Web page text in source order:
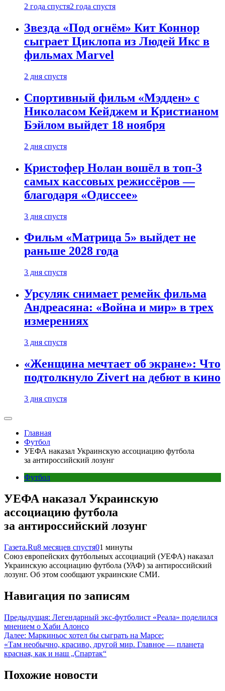
2 года спустя2 года спустя
Звезда «Под огнём» Кит Коннор
сыграет Циклопа из Людей Икс в
фильмах Marvel
2 дня спустя
Спортивный фильм «Мэдден» с
Николасом Кейджем и Кристианом
Бэйлом выйдет 18 ноября
2 дня спустя
Кристофер Нолан вошёл в топ-3
самых кассовых режиссёров —
благодаря «Одиссее»
3 дня спустя
Фильм «Матрица 5» выйдет не
раньше 2028 года
3 дня спустя
Урсуляк снимает ремейк фильма
Андреасяна: «Война и мир» в трех
измерениях
3 дня спустя
«Женщина мечтает об экране»: Что
подтолкнуло Zivert на дебют в кино
3 дня спустя
Главная
Футбол
УЕФА наказал Украинскую ассоциацию футбола
за антироссийский лозунг
Футбол
УЕФА наказал Украинскую
ассоциацию футбола
за антироссийский лозунг
Газета.Ru8 месяцев спустя01 минуты
Союз европейских футбольных ассоциаций (УЕФА) наказал
Украинскую ассоциацию футбола (УАФ) за антироссийский
лозунг. Об этом сообщают украинские СМИ.
Навигация по записям
Предыдущая: Легендарный экс-футболист «Реала» поделился
мнением о Хаби Алонсо
Далее: Маркиньос хотел бы сыграть на Марсе:
«Там необычно, красиво, другой мир. Главное — планета
красная, как и наш „Спартак“
Похожие новости